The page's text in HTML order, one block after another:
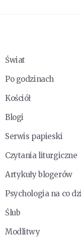
Świat
Po godzinach
Kościół
Blogi
Serwis papieski
Czytania liturgiczne
Artykuły blogerów
Psychologia na co
Ślub
Modlitwy